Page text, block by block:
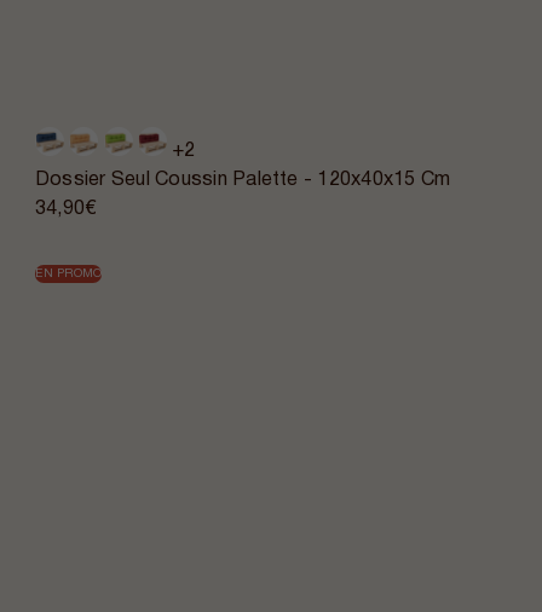
+2
Dossier Seul Coussin Palette - 120x40x15 Cm
34,90€
EN PROMO